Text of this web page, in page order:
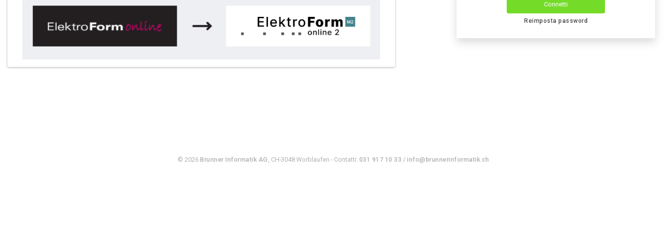
Connetti
Reimposta password
© 2026Brunner Informatik AG , CH-3048 Worblaufen - Contatti: 031 917 10 33 /info@brunnerinformatik.ch